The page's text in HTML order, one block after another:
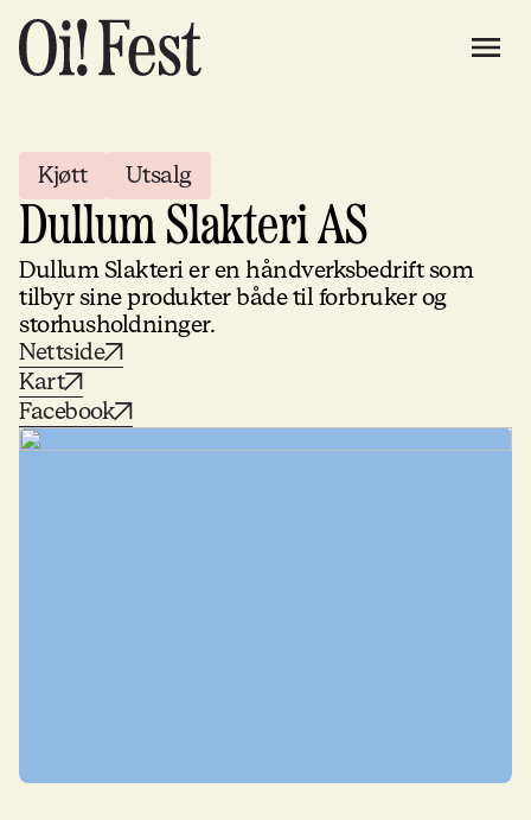
Kjøtt Utsalg
Dullum Slakteri AS
Dullum Slakteri er en håndverksbedrift som
tilbyr sine produkter både til forbruker og
storhusholdninger.
Nettside
Kart
Facebook